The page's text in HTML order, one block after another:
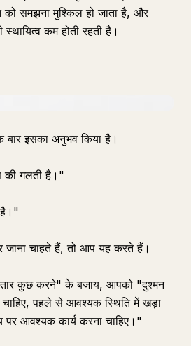
को समझना मुश्किल हो जाता है, और
कम होती रहती है।
इसका अनुभव किया है।
की गलती है।"
है।"
चाहते हैं, तो आप यह करते हैं।
कुछ करने" के बजाय, आपको "दुश्मन
चाहिए, पहले से आवश्यक स्थिति में खड़ा
पर आवश्यक कार्य करना चाहिए।"